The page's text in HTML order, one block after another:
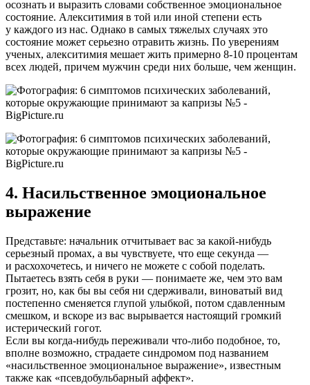
осознать и выразить словами собственное эмоциональное
состояние. Алекситимия в той или иной степени есть
у каждого из нас. Однако в самых тяжелых случаях это
состояние может серьезно отравить жизнь. По уверениям
ученых, алекситимия мешает жить примерно 8-10 процентам
всех людей, причем мужчин среди них больше, чем женщин.
4. Насильственное эмоциональное
выражение
Представьте: начальник отчитывает вас за какой-нибудь
серьезный промах, а вы чувствуете, что еще секунда —
и расхохочетесь, и ничего не можете с собой поделать.
Пытаетесь взять себя в руки — понимаете же, чем это вам
грозит, но, как бы вы себя ни сдерживали, виноватый вид
постепенно сменяется глупой улыбкой, потом сдавленным
смешком, и вскоре из вас вырывается настоящий громкий
истерический гогот.
Если вы когда-нибудь переживали что-либо подобное, то,
вполне возможно, страдаете синдромом под названием
«насильственное эмоциональное выражение», известным
также как «псевдобульбарный аффект».